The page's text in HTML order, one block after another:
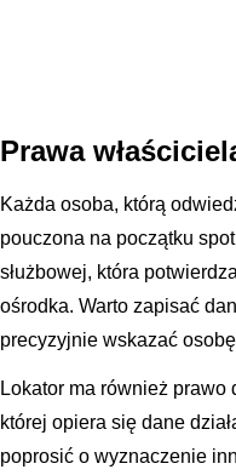
Prawa
Każda osoba, którą
pouczona na początku
służbowej, która
ośrodka. Warto zapisać
precyzyjnie wskazać
Lokator ma również
której opiera się dane
poprosić o wyznaczenie